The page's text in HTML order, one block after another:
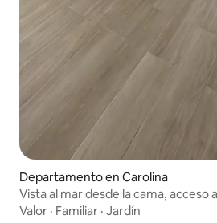
Departamento en Carolina
Vista al mar desde la cama, acceso
estacionamiento gratuito
Valor · Familiar · Jardín